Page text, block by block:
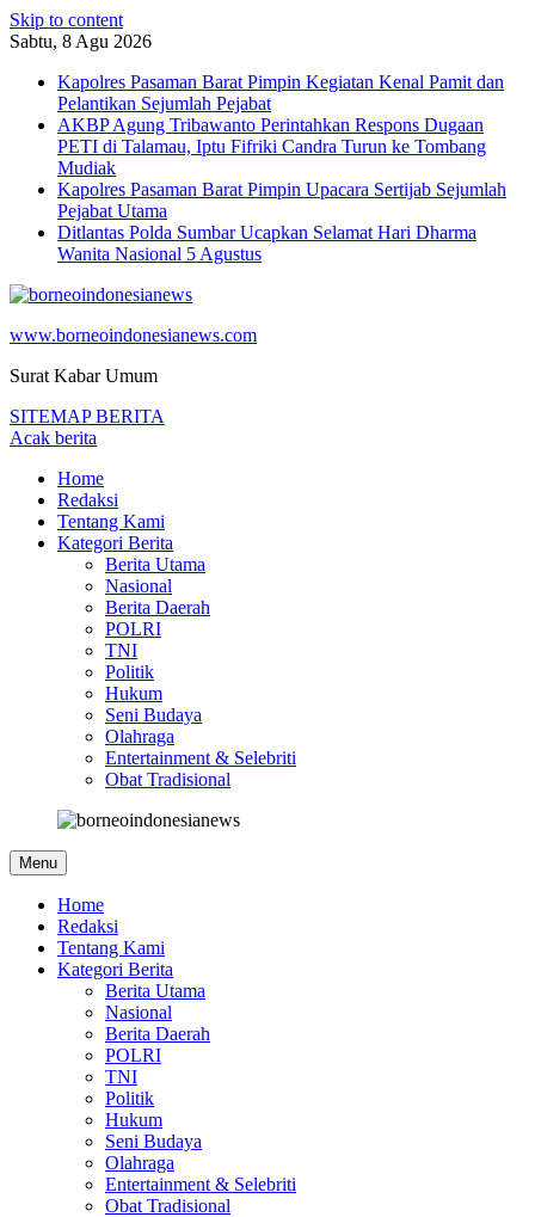
Skip to content
Sabtu, 8 Agu 2026
Kapolres Pasaman Barat Pimpin Kegiatan Kenal Pamit dan
Pelantikan Sejumlah Pejabat
AKBP Agung Tribawanto Perintahkan Respons Dugaan
PETI di Talamau, Iptu Fifriki Candra Turun ke Tombang
Mudiak
Kapolres Pasaman Barat Pimpin Upacara Sertijab Sejumlah
Pejabat Utama
Ditlantas Polda Sumbar Ucapkan Selamat Hari Dharma
Wanita Nasional 5 Agustus
www.borneoindonesianews.com
Surat Kabar Umum
SITEMAP BERITA
Acak berita
Home
Redaksi
Tentang Kami
Kategori Berita
Berita Utama
Nasional
Berita Daerah
POLRI
TNI
Politik
Hukum
Seni Budaya
Olahraga
Entertainment & Selebriti
Obat Tradisional
Menu
Home
Redaksi
Tentang Kami
Kategori Berita
Berita Utama
Nasional
Berita Daerah
POLRI
TNI
Politik
Hukum
Seni Budaya
Olahraga
Entertainment & Selebriti
Obat Tradisional